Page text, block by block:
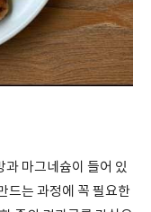
마그네슘이 들어 있
드는 과정에 꼭 필요한